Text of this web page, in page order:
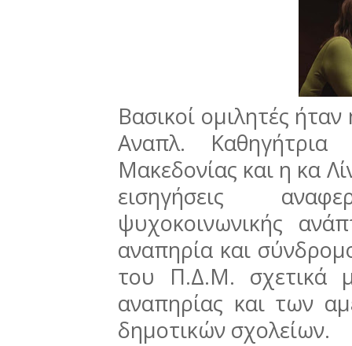
Βασικοί ομιλητές
Αναπλ.
Μακεδονίας και η κα
εισηγήσεις
ψυχοκοινωνικής
αναπηρία και
του Π.Δ.Μ. σχετικά
αναπηρίας και των
δημοτικών σχολείων.